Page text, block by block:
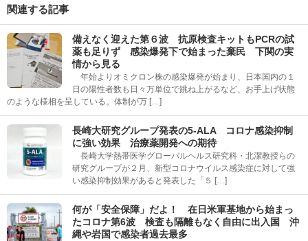
関連する記事
備えなく迎えた第６波 抗原検査キットもPCRの試
薬も足りず 感染爆発下で始まった棄民 下関の実
情から見る
年始よりオミクロン株の感染爆発が始まり、日本国内の１
日の陽性者数も日々万単位で跳ね上がるなど、お手上げ状態
のような様相を呈している。体制が万 […]
長崎大研究グループ発表の5-ALA コロナ感染抑制
に強い効果 治療薬開発への期待
長崎大学熱帯医学グローバルヘルス研究科・北潔教授らの
研究グループが２月、新型コロナウイルス感染症に対して強
い感染抑制効果があると発表した「５ […]
何が「安全保障」だよ！ 在日米軍基地から始まっ
たコロナ第6波 検査も隔離もなく自由に出入国 沖
縄や岩国で感染者過去最多